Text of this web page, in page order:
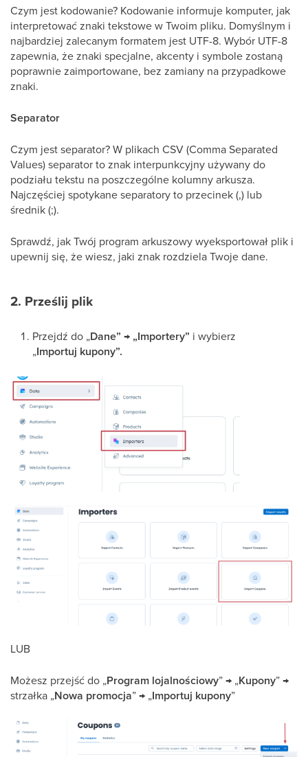
Czym jest kodowanie? Kodowanie informuje komputer, jak
interpretować znaki tekstowe w Twoim pliku. Domyślnym i
najbardziej zalecanym formatem jest UTF-8. Wybór UTF-8
zapewnia, że znaki specjalne, akcenty i symbole zostaną
poprawnie zaimportowane, bez zamiany na przypadkowe
znaki.
Separator
Czym jest separator? W plikach CSV (Comma Separated
Values) separator to znak interpunkcyjny używany do
podziału tekstu na poszczególne kolumny arkusza.
Najczęściej spotykane separatory to przecinek (,) lub
średnik (;).
Sprawdź, jak Twój program arkuszowy wyeksportował plik i
upewnij się, że wiesz, jaki znak rozdziela Twoje dane.
2. Prześlij plik
Przejdź do „Dane” → „Importery” i wybierz
„Importuj kupony”.
LUB
Możesz przejść do „Program lojalnościowy” → „Kupony” →
strzałka „Nowa promocja” → „Importuj kupony”